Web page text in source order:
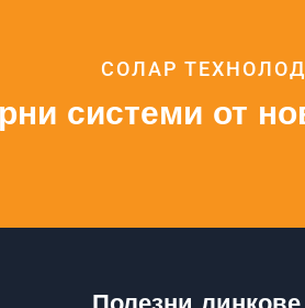
СОЛАР
системи от